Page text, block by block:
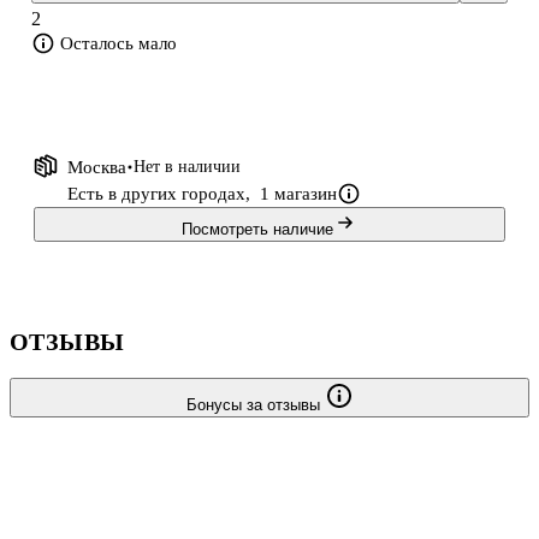
какому существенному признаку фотография выделяется из всей
совокупности изображений. Зада
2
Осталось мало
Москва Нет в наличии
Есть в других городах, 1 магазин
Посмотреть наличие
ОТЗЫВЫ
Бонусы за отзывы